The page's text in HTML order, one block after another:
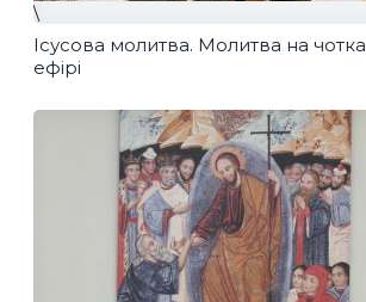
\
Ісусова молитва. Молитва на
ефірі